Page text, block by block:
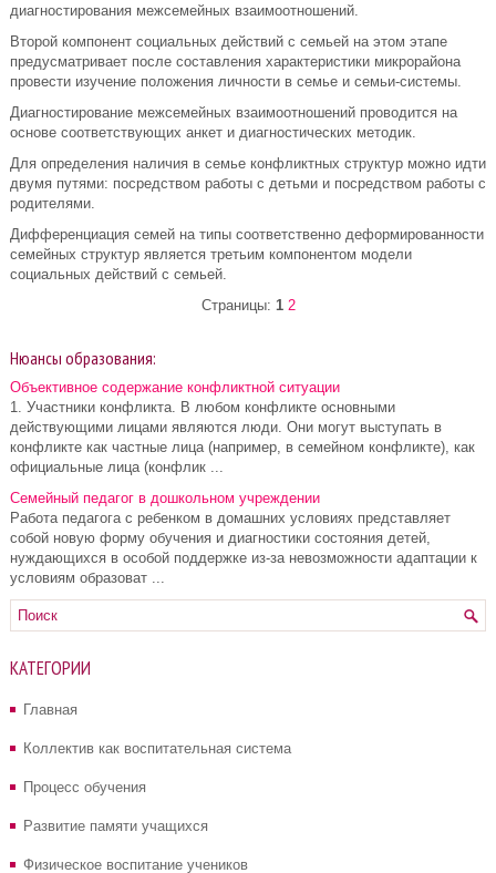
диагностирования межсемейных взаимоотношений.
Второй компонент социальных действий с семьей на этом этапе
предусматривает после составления характеристики микрорайона
провести изучение положения личности в семье и семьи-системы.
Диагностирование межсемейных взаимоотношений проводится на
основе соответствующих анкет и диагностических методик.
Для определения наличия в семье конфликтных структур можно идти
двумя путями: посредством работы с детьми и посредством работы с
родителями.
Дифференциация семей на типы соответственно деформированности
семейных структур является третьим компонентом модели
социальных действий с семьей.
Страницы: 1 2
Нюансы образования:
Объективное содержание конфликтной ситуации
1. Участники конфликта. В любом конфликте основными
действующими лицами являются люди. Они могут выступать в
конфликте как частные лица (например, в семейном конфликте), как
официальные лица (конфлик ...
Семейный педагог в дошкольном учреждении
Работа педагога с ребенком в домашних условиях представляет
собой новую форму обучения и диагностики состояния детей,
нуждающихся в особой поддержке из-за невозможности адаптации к
условиям образоват ...
КАТЕГОРИИ
Главная
Коллектив как воспитательная система
Процесс обучения
Развитие памяти учащихся
Физическое воспитание учеников